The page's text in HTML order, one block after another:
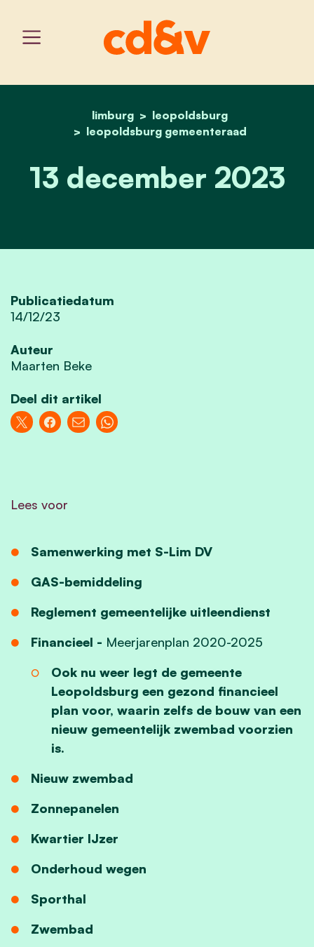
home
limburg
leopoldsburg
leopoldsburg gemeenteraad
13 december 2023
13 december 2023
Publicatiedatum
14/12/23
Auteur
Maarten Beke
Deel dit artikel
Lees voor
Samenwerking met S-Lim DV
GAS-bemiddeling
Reglement gemeentelijke uitleendienst
Financieel - Meerjarenplan 2020-2025
Ook nu weer legt de gemeente
Leopoldsburg een gezond financieel
plan voor, waarin zelfs de bouw van een
nieuw gemeentelijk zwembad voorzien
is.
Nieuw zwembad
Zonnepanelen
Kwartier IJzer
Onderhoud wegen
Sporthal
Zwembad